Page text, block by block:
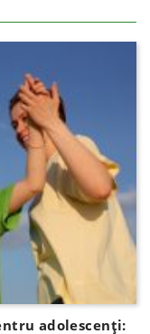
adolescenți: